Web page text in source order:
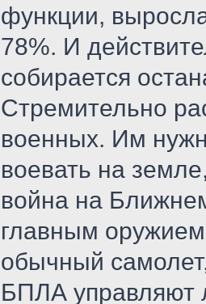
функции,
78%. И
собирается
Стремительно
военных. Им
воевать на
война на
главным
обычный
БПЛА управляют